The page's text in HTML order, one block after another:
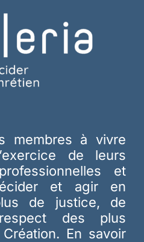
membres à vivre
de leurs
et
et agir en
de justice, de
des plus
En savoir